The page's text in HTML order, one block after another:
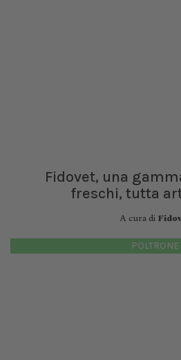
Fidovet, una
freschi, tutta
A cura di
POLTRONE